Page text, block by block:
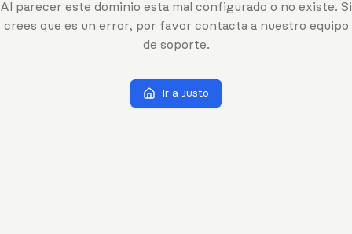
Al parecer este dominio esta mal configurado o no existe. Si
crees que es un error, por favor contacta a nuestro equipo
de soporte.
Ir a Justo